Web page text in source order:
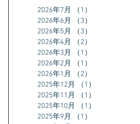
2026年7月 （1）
2026年6月
（3）
2026年5月
（3）
2026年4月
（2）
2026年3月
（1）
2026年2月
（1）
2026年1月
（2）
2025年12月
（1）
2025年11月
（1）
2025年10月
（1）
2025年9月
（1）